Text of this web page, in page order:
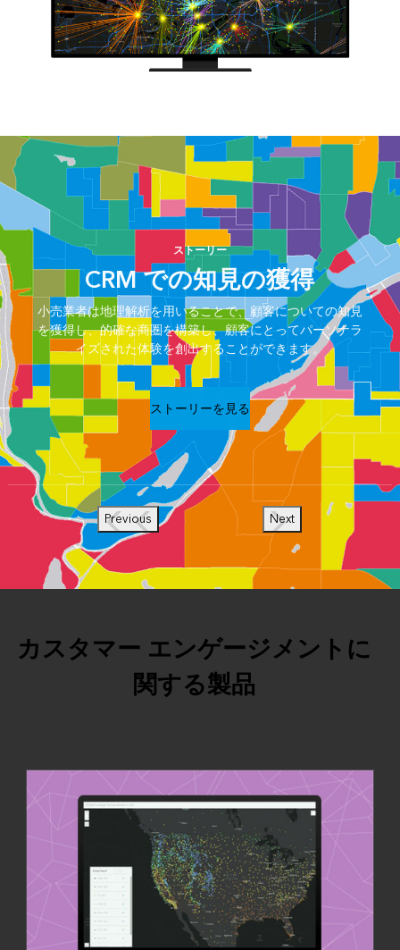
ストーリー
CRM での知見の獲得
小売業者は地理解析を用いることで、顧客についての知見
を獲得し、的確な商圏を構築し、顧客にとってパーソナラ
イズされた体験を創出することができます。
ストーリーを見る
Previous Next
カスタマー エンゲージメントに
関する製品